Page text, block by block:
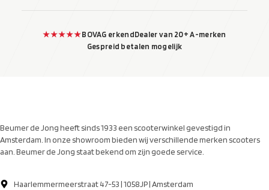
★★★★★BOVAG erkendDealer van 20+ A-merken
Gespreid betalen mogelijk
Beumer de Jong heeft sinds 1933 een scooterwinkel gevestigd in
Amsterdam. In onze showroom bieden wij verschillende merken scooters
aan. Beumer de Jong staat bekend om zijn goede service.
Haarlemmermeerstraat 47-53 | 1058JP | Amsterdam